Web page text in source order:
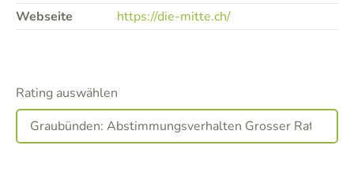
Webseite
https://die-mitte.ch/
Rating auswählen